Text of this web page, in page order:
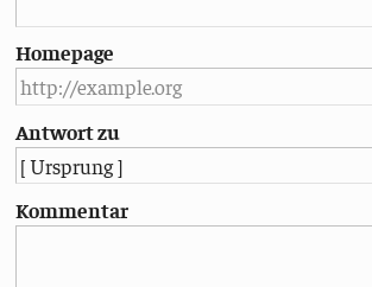
Homepage
Antwort zu
Kommentar